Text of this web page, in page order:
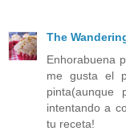
The
Enhorabuena
me gusta el
pinta(aunque
intentando a
tu receta!